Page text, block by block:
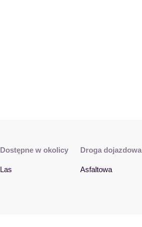
Dostępne w okolicy
Las
Droga dojazdowa
Asfaltowa